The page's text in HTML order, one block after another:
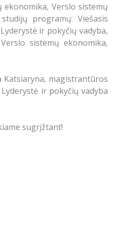
Verslo sistemų
programų: Viešasis
ir pokyčių vadyba,
sistemų ekonomika,
Katsiaryna, magistrantūros
ir pokyčių vadyba
sugrįžtant!